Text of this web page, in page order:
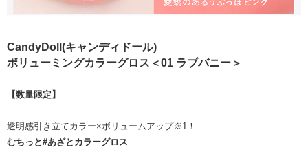
CandyDoll(キャンディドール)
ボリューミングカラーグロス＜01 ラブバニー＞
【数量限定】
透明感引き立てカラー×ボリュームアップ※1！
むちっと#あざとカラーグロス